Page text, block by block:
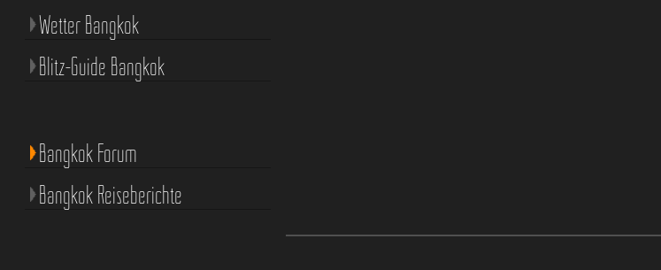
Wetter Bangkok
Blitz-Guide Bangkok
Bangkok Forum
Bangkok Reiseberichte